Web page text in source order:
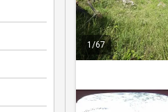
1 /67